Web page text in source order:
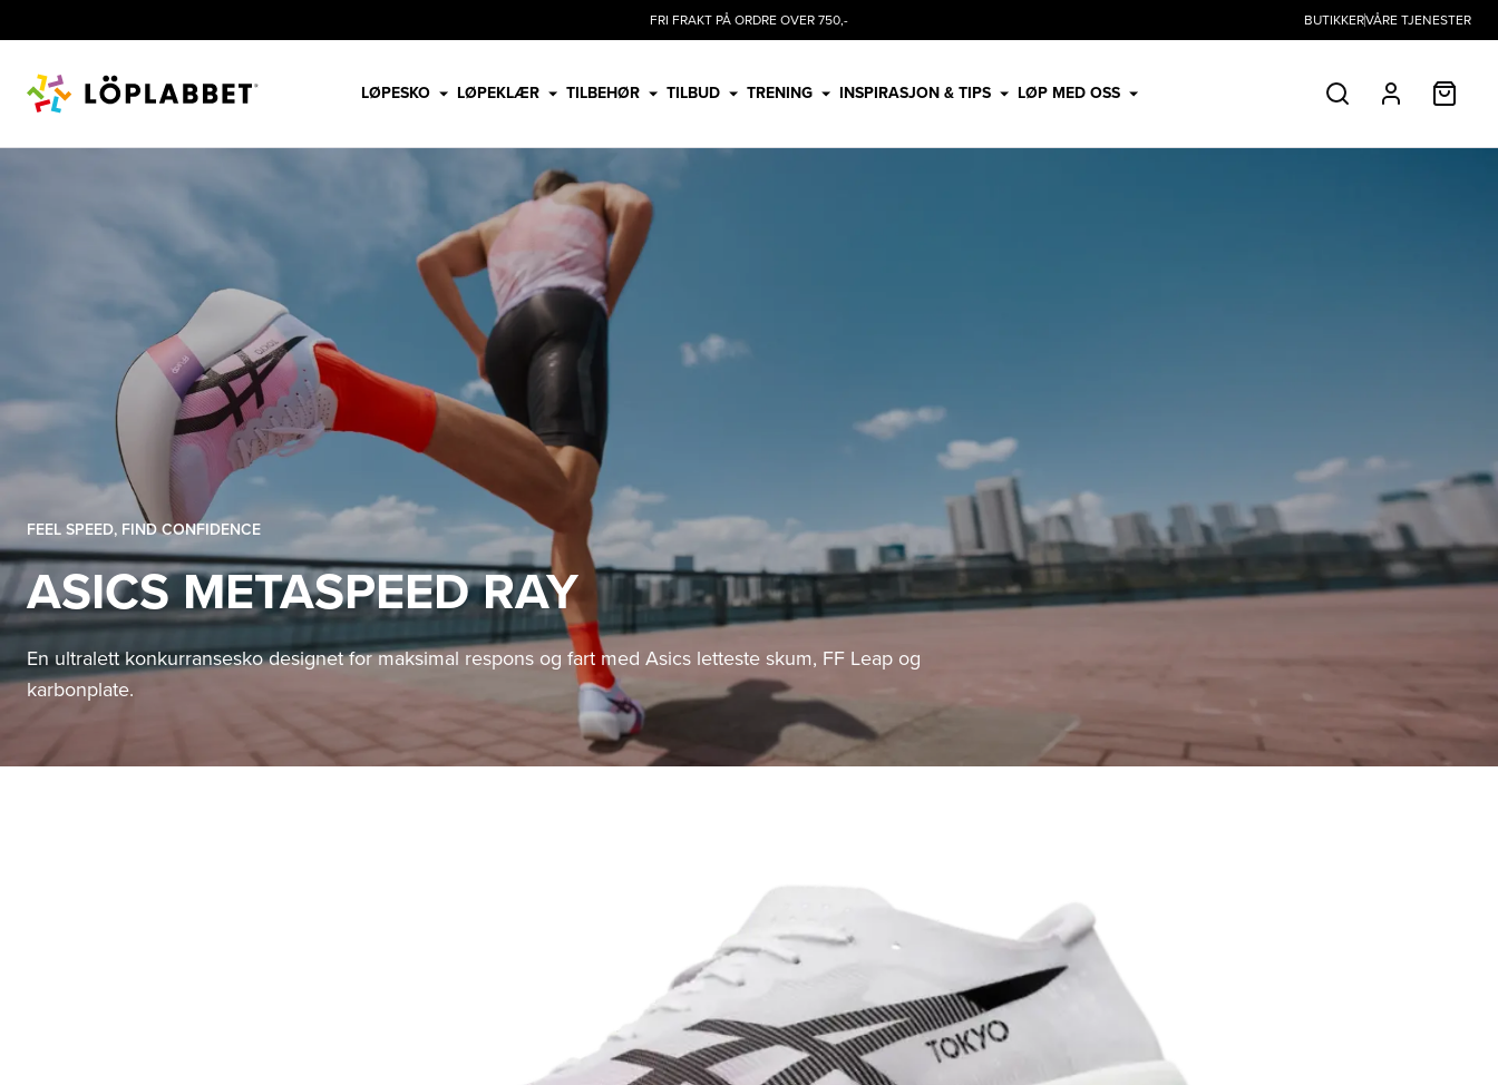
FRI FRAKT PÅ ORDRE OVER 750,- BUTIKKERVÅRE TJENESTER
LØPESKO LØPEKLÆR TILBEHØR TILBUD TRENING INSPIRASJON & TIPS LØP MED OSS SØK PROFIL
FEEL SPEED, FIND CONFIDENCE
ASICS METASPEED RAY
En ultralett konkurransesko designet for maksimal respons og fart med Asics letteste skum, FF Leap og
karbonplate.